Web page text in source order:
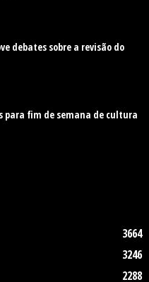
debates sobre a revisão do
para fim de semana de cultura
3664
3246
2288